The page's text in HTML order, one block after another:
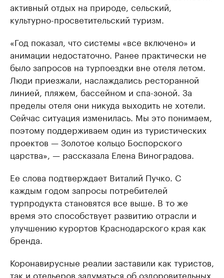
активный отдых на природе, сельский,
культурно-просветительский туризм.
«Год показал, что системы «все включено» и
анимации недостаточно. Ранее практически не
было запросов на турпоездки вне отеля летом.
Люди приезжали, наслаждались ресторанной
линией, пляжем, бассейном и спа-зоной. За
пределы отеля они никуда выходить не хотели.
Сейчас ситуация изменилась. Мы это понимаем,
поэтому поддерживаем один из туристических
проектов — Золотое кольцо Боспорского
царства», — рассказала Елена Виноградова.
Ее слова подтверждает Виталий Пучко. С
каждым годом запросы потребителей
турпродукта становятся все выше. В то же
время это способствует развитию отрасли и
улучшению курортов Краснодарского края как
бренда.
Коронавирусные реалии заставили как туристов,
так и отельеров задуматься об оздоровительных